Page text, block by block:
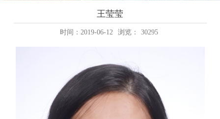
王莹莹
时间：2019-06-12 浏览： 30295